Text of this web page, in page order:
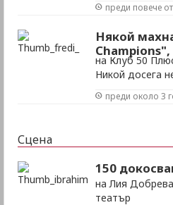
втръснали, но
коледни песни
преди повече
Някой
на Клуб 50
Никой досега
преди около 3
Сцена
150
на Лия Добрева
театър